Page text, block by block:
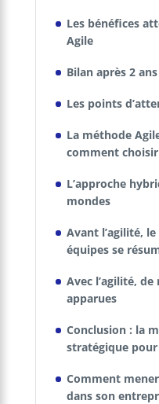
Les bénéfices
Agile
Bilan après 2
Les points
La méthode
comment choisir
L’approche
mondes
Avant l’agilité,
équipes se
Avec l’agilité,
apparues
Conclusion : la
stratégique
Comment
dans son